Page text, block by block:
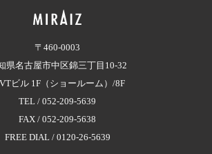
〒460-0003
県名古屋市中区錦三丁目10-32
ビル 1F（ショールーム）/8F
TEL / 052-209-5639
FAX / 052-209-5638
FREE DIAL / 0120-26-5639